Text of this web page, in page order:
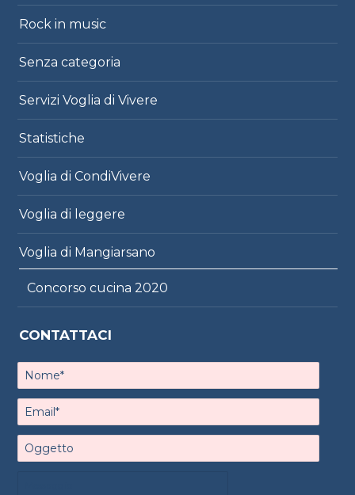
Rock in music
Senza categoria
Servizi Voglia di Vivere
Statistiche
Voglia di CondiVivere
Voglia di leggere
Voglia di Mangiarsano
Concorso cucina 2020
CONTATTACI